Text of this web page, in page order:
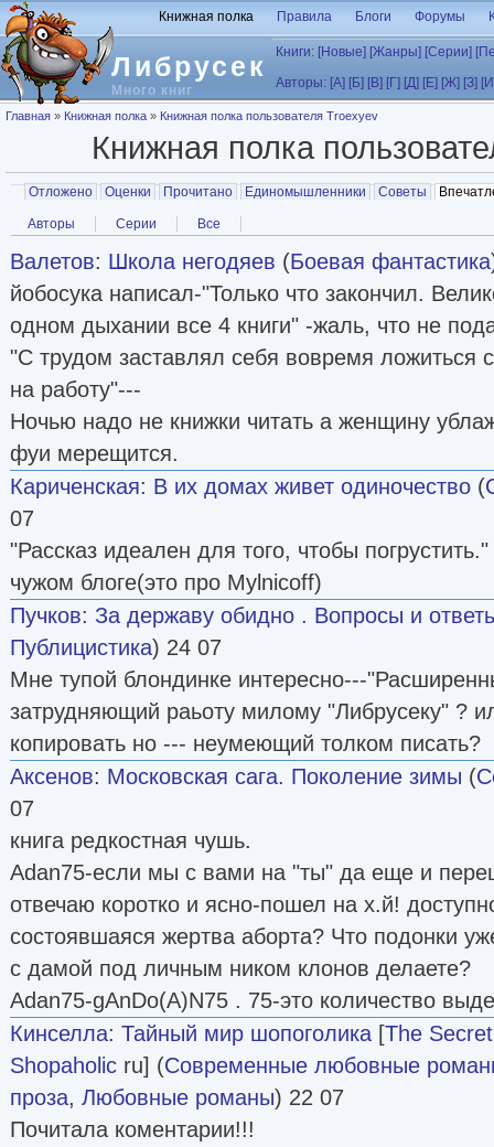
Перейти к основному содержанию
Либрусек
Много книг
Книжная полка Правила Блоги Форумы
Книги: [Новые] [Жанры] [Серии]
Авторы: [А] [Б] [В] [Г] [Д] [Е] [Ж] [З]
Вы здесь
Главная » Книжная полка » Книжная полка пользователя Troexyev
Книжная полка
Главные вкладки
Отложено Оценки Прочитано Единомышленники Советы
Вторичные вкладки
Авторы Серии Все
Валетов: Школа негодяев (Боевая фантастика
йобосука написал-"Только что закончил.
одном дыхании все 4 книги" -жаль, что не
"С трудом заставлял себя вовремя ложиться
на работу"---
Ночью надо не книжки читать а женщину
фуи мерещится.
Кариченская: В их домах живет одиночество (
07
"Рассказ идеален для того, чтобы
чужом блоге(это про Mylnicoff)
Пучков: За державу обидно . Вопросы и
Публицистика) 24 07
Мне тупой блондинке интересно---
затрудняющий раьоту милому "Либрусеку" ?
копировать но --- неумеющий толком писать?
Аксенов: Московская сага. Поколение зимы (
07
книга редкостная чушь.
Adan75-если мы с вами на "ты" да еще и
отвечаю коротко и ясно-пошел на х.й!
состоявшаяся жертва аборта? Что подонки
с дамой под личным ником клонов делаете?
Adan75-gAnDo(A)N75 . 75-это количество
Кинселла: Тайный мир шопоголика [The
Shopaholic ru] (Современные любовные
проза, Любовные романы) 22 07
Почитала коментарии!!!